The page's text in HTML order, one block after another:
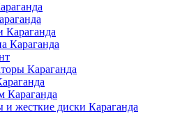
Караганда
Караганда
Караганда
Караганда
и жесткие диски Караганда